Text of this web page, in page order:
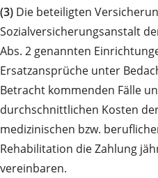
(3) Die beteiligten
Sozialversicherungsanstalt
Abs. 2 genannten
Ersatzansprüche unter
Betracht kommenden Fälle
durchschnittlichen Kosten
medizinischen bzw.
Rehabilitation die Zahlung
vereinbaren.